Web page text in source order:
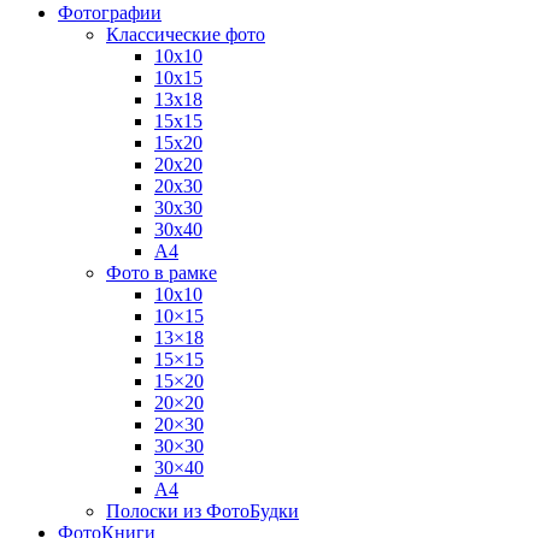
Фотографии
Классические фото
10х10
10х15
13х18
15х15
15х20
20х20
20х30
30х30
30х40
А4
Фото в рамке
10х10
10×15
13×18
15×15
15×20
20×20
20×30
30×30
30×40
A4
Полоски из ФотоБудки
ФотоКниги